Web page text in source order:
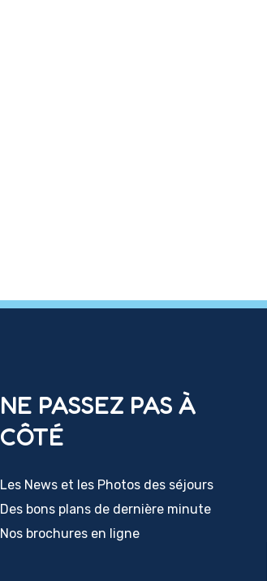
NE PASSEZ PAS À
CÔTÉ
Les News et les Photos des séjours
Des bons plans de dernière minute
Nos brochures en ligne